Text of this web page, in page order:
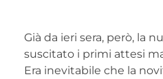
Già da ieri sera, però, la
suscitato i primi attesi
Era inevitabile che la